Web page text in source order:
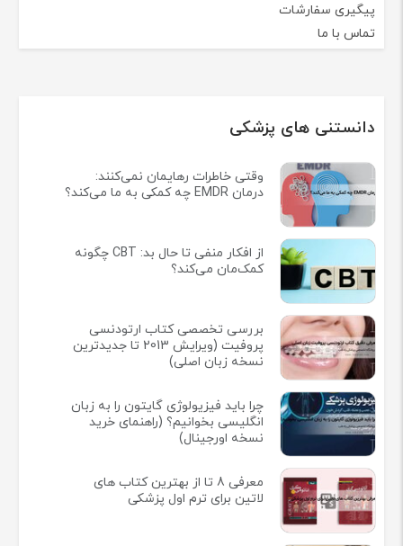
پیگیری سفارشات
تماس با ما
دانستنی های پزشکی
وقتی خاطرات رهایمان نمی‌کنند:
درمان EMDR چه کمکی به ما می‌کند؟
از افکار منفی تا حال بد: CBT چگونه
کمک‌مان می‌کند؟
بررسی تخصصی کتاب ارتودنسی
پروفیت (ویرایش 2013 تا جدیدترین
نسخه زبان اصلی)
چرا باید فیزیولوژی گایتون را به زبان
انگلیسی بخوانیم؟ (راهنمای خرید
نسخه اورجینال)
معرفی 8 تا از بهترین کتاب های
لاتین برای ترم اول پزشکی